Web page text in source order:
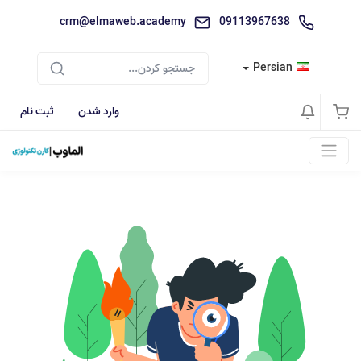
09113967638
crm@elmaweb.academy
Persian
وارد شدن ثبت نام